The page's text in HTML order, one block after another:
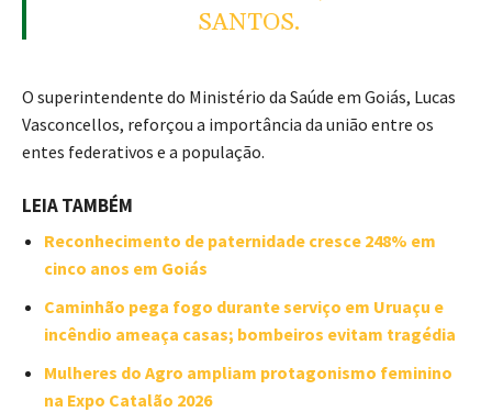
SANTOS.
O superintendente do Ministério da Saúde em Goiás, Lucas
Vasconcellos, reforçou a importância da união entre os
entes federativos e a população.
LEIA TAMBÉM
Reconhecimento de paternidade cresce 248% em
cinco anos em Goiás
Caminhão pega fogo durante serviço em Uruaçu e
incêndio ameaça casas; bombeiros evitam tragédia
Mulheres do Agro ampliam protagonismo feminino
na Expo Catalão 2026